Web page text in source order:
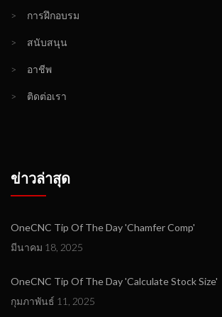
> การฝึกอบรม
> สนับสนุน
> อาชีพ
> ติดต่อเรา
ข่าวล่าสุด
OneCNC Tip Of The Day 'Chamfer Comp'
มีนาคม 18, 2025
OneCNC Tip Of The Day 'Calculate Stock Size'
กุมภาพันธ์ 11, 2025